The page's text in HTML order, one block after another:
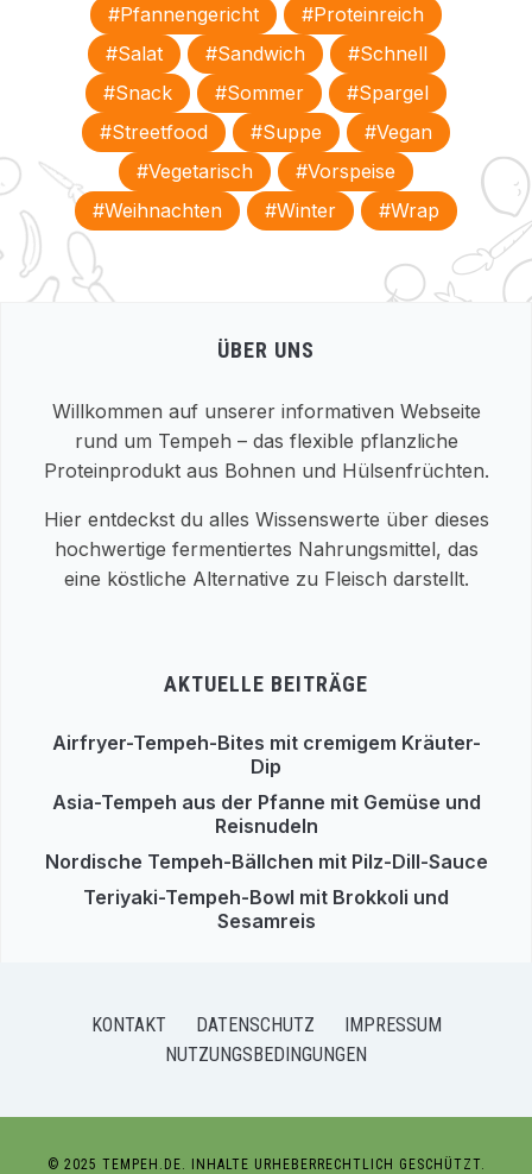
#Pfannengericht
#proteinreich
#Salat
#Sandwich
#schnell
#Snack
#Sommer
#Spargel
#Streetfood
#Suppe
#Vegan
#vegetarisch
#Vorspeise
#Weihnachten
#Winter #Wrap
ÜBER UNS
Willkommen auf unserer informativen Webseite
rund um Tempeh – das flexible pflanzliche
Proteinprodukt aus Bohnen und Hülsenfrüchten.
Hier entdeckst du alles Wissenswerte über dieses
hochwertige fermentiertes Nahrungsmittel, das
eine köstliche Alternative zu Fleisch darstellt.
AKTUELLE BEITRÄGE
Airfryer-Tempeh-Bites mit cremigem Kräuter-
Dip
Asia-Tempeh aus der Pfanne mit Gemüse und
Reisnudeln
Nordische Tempeh-Bällchen mit Pilz-Dill-Sauce
Teriyaki-Tempeh-Bowl mit Brokkoli und
Sesamreis
KONTAKT DATENSCHUTZ
IMPRESSUM
NUTZUNGSBEDINGUNGEN
© 2025 TEMPEH.DE. INHALTE URHEBERRECHTLICH GESCHÜTZT.